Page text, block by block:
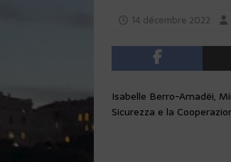
14 décembre 2022
Isabelle Berro-Amadëi,
Sicurezza e la